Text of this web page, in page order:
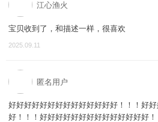
江心渔火
宝贝收到了，和描述一样，很喜欢
2025.09.11
匿名用户
好好好好好好好好好好好好好好！！！好
好！！！好好好好好好好好好好好好好好